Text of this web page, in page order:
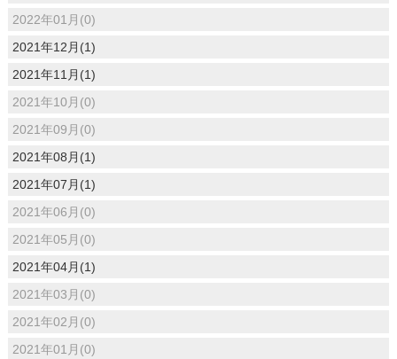
2022年01月(0)
2021年12月(1)
2021年11月(1)
2021年10月(0)
2021年09月(0)
2021年08月(1)
2021年07月(1)
2021年06月(0)
2021年05月(0)
2021年04月(1)
2021年03月(0)
2021年02月(0)
2021年01月(0)